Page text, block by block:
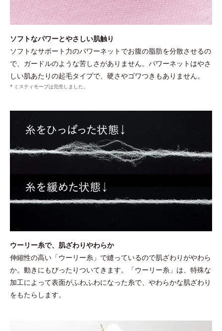
ソフトなパワーとやさしい肌触り
ソフトなサポート力のパワーネットでお腹の脂肪を分散させるの
で、ガードルのような苦しさがありません。パワーネットはやさ
しい肌あたりの起毛タイプで、硬さやゴワつきもありません。
ミスティモーブは完売しました。
ウーリー糸で、肌ざわりやわらか
伸縮性の高い「ウーリー糸」で縫っているので肌ざわりがやわら
か。動きにもぴったりついてきます。「ウーリー糸」は、特殊な
加工によって表面がふわふわになった糸で、やわらかな肌ざわり
をもたらします。